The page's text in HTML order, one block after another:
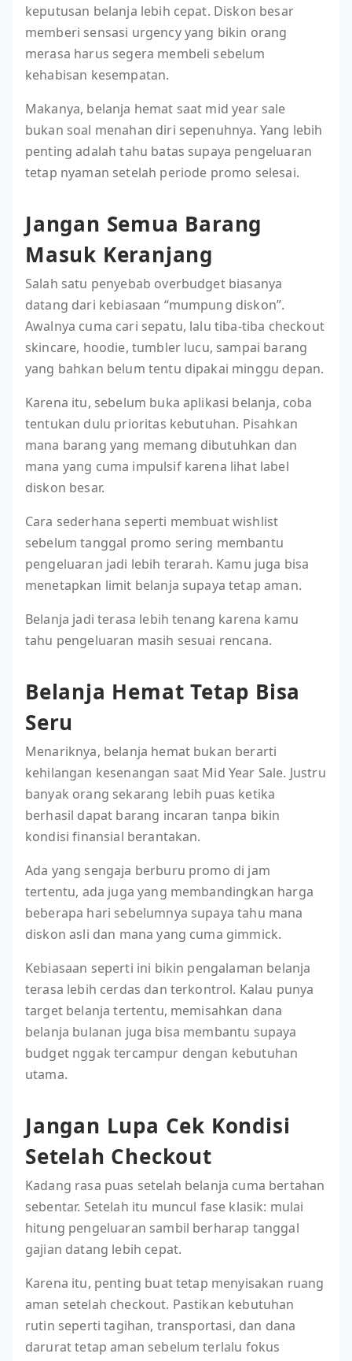
keputusan belanja lebih cepat. Diskon besar
memberi sensasi urgency yang bikin orang
merasa harus segera membeli sebelum
kehabisan kesempatan.
Makanya, belanja hemat saat mid year sale
bukan soal menahan diri sepenuhnya. Yang lebih
penting adalah tahu batas supaya pengeluaran
tetap nyaman setelah periode promo selesai.
Jangan Semua Barang
Masuk Keranjang
Salah satu penyebab overbudget biasanya
datang dari kebiasaan “mumpung diskon”.
Awalnya cuma cari sepatu, lalu tiba-tiba checkout
skincare, hoodie, tumbler lucu, sampai barang
yang bahkan belum tentu dipakai minggu depan.
Karena itu, sebelum buka aplikasi belanja, coba
tentukan dulu prioritas kebutuhan. Pisahkan
mana barang yang memang dibutuhkan dan
mana yang cuma impulsif karena lihat label
diskon besar.
Cara sederhana seperti membuat wishlist
sebelum tanggal promo sering membantu
pengeluaran jadi lebih terarah. Kamu juga bisa
menetapkan limit belanja supaya tetap aman.
Belanja jadi terasa lebih tenang karena kamu
tahu pengeluaran masih sesuai rencana.
Belanja Hemat Tetap Bisa
Seru
Menariknya, belanja hemat bukan berarti
kehilangan kesenangan saat Mid Year Sale. Justru
banyak orang sekarang lebih puas ketika
berhasil dapat barang incaran tanpa bikin
kondisi finansial berantakan.
Ada yang sengaja berburu promo di jam
tertentu, ada juga yang membandingkan harga
beberapa hari sebelumnya supaya tahu mana
diskon asli dan mana yang cuma gimmick.
Kebiasaan seperti ini bikin pengalaman belanja
terasa lebih cerdas dan terkontrol. Kalau punya
target belanja tertentu, memisahkan dana
belanja bulanan juga bisa membantu supaya
budget nggak tercampur dengan kebutuhan
utama.
Jangan Lupa Cek Kondisi
Setelah Checkout
Kadang rasa puas setelah belanja cuma bertahan
sebentar. Setelah itu muncul fase klasik: mulai
hitung pengeluaran sambil berharap tanggal
gajian datang lebih cepat.
Karena itu, penting buat tetap menyisakan ruang
aman setelah checkout. Pastikan kebutuhan
rutin seperti tagihan, transportasi, dan dana
darurat tetap aman sebelum terlalu fokus